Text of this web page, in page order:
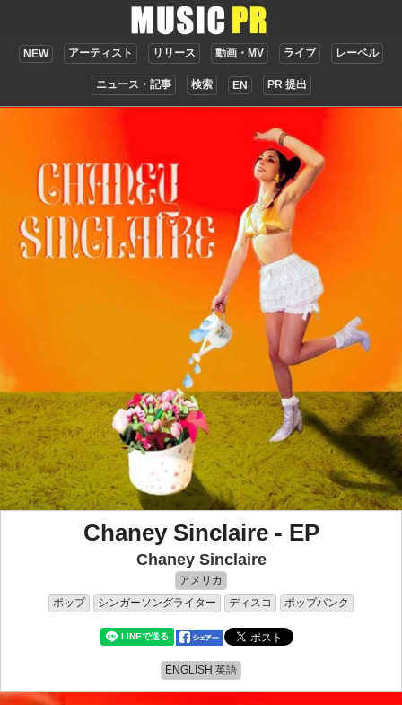
NEW アーティスト リリース 動画・MV ライブ レーベル
ニュース・記事 検索 EN PR 提出
Chaney Sinclaire - EP
Chaney Sinclaire
アメリカ
ポップ
シンガーソングライター ディスコ ポップパンク
ENGLISH 英語